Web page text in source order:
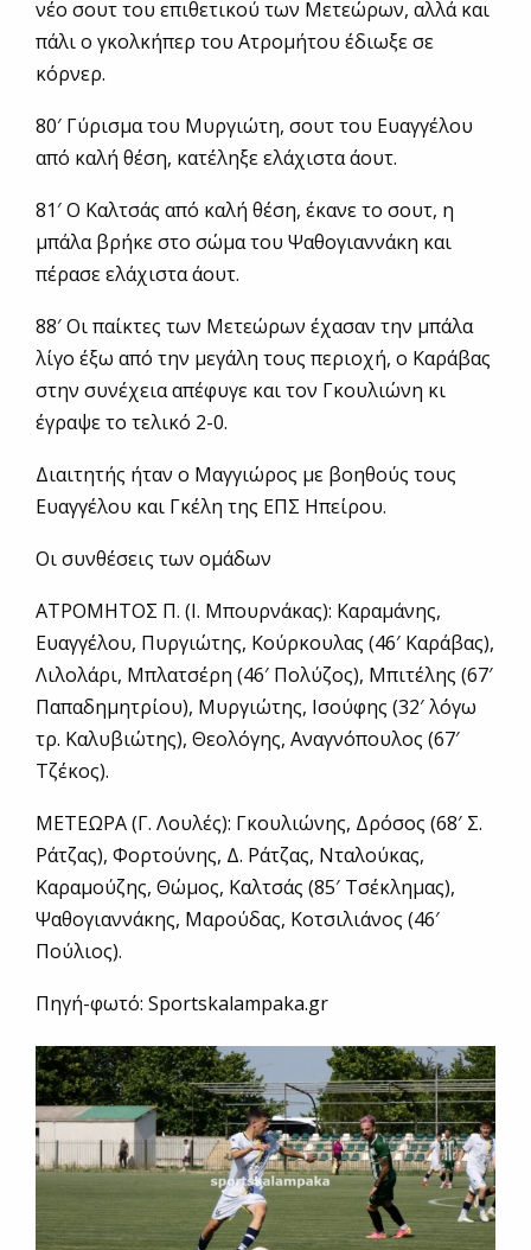
νέο σουτ του επιθετικού των Μετεώρων, αλλά και
πάλι ο γκολκήπερ του Ατρομήτου έδιωξε σε
κόρνερ.
80′ Γύρισμα του Μυργιώτη, σουτ του Ευαγγέλου
από καλή θέση, κατέληξε ελάχιστα άουτ.
81′ Ο Καλτσάς από καλή θέση, έκανε το σουτ, η
μπάλα βρήκε στο σώμα του Ψαθογιαννάκη και
πέρασε ελάχιστα άουτ.
88′ Οι παίκτες των Μετεώρων έχασαν την μπάλα
λίγο έξω από την μεγάλη τους περιοχή, ο Καράβας
στην συνέχεια απέφυγε και τον Γκουλιώνη κι
έγραψε το τελικό 2-0.
Διαιτητής ήταν ο Μαγγιώρος με βοηθούς τους
Ευαγγέλου και Γκέλη της ΕΠΣ Ηπείρου.
Οι συνθέσεις των ομάδων
ΑΤΡΟΜΗΤΟΣ Π. (Ι. Μπουρνάκας): Καραμάνης,
Ευαγγέλου, Πυργιώτης, Κούρκουλας (46′ Καράβας),
Λιλολάρι, Μπλατσέρη (46′ Πολύζος), Μπιτέλης (67′
Παπαδημητρίου), Μυργιώτης, Ισούφης (32′ λόγω
τρ. Καλυβιώτης), Θεολόγης, Αναγνόπουλος (67′
Τζέκος).
ΜΕΤΕΩΡΑ (Γ. Λουλές): Γκουλιώνης, Δρόσος (68′ Σ.
Ράτζας), Φορτούνης, Δ. Ράτζας, Νταλούκας,
Καραμούζης, Θώμος, Καλτσάς (85′ Τσέκλημας),
Ψαθογιαννάκης, Μαρούδας, Κοτσιλιάνος (46′
Πούλιος).
Πηγή-φωτό: Sportskalampaka.gr